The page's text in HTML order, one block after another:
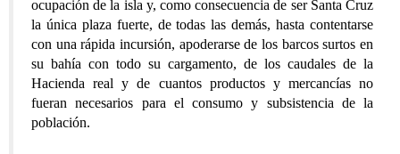
ocupación de la isla y, como consecuencia de ser Santa Cruz
la única plaza fuerte, de todas las demás, hasta contentarse
con una rápida incursión, apoderarse de los barcos surtos en
su bahía con todo su cargamento, de los caudales de la
Hacienda real y de cuantos productos y mercancías no
fueran necesarios para el consumo y subsistencia de la
población.